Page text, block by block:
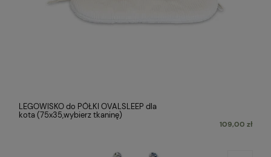
LEGOWISKO do PÓŁKI OVALSLEEP dla
kota (75x35,wybierz tkaninę)
109,00 zł